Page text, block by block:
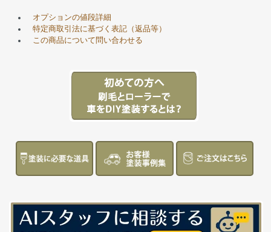
オプションの値段詳細
特定商取引法に基づく表記（返品等）
この商品について問い合わせる